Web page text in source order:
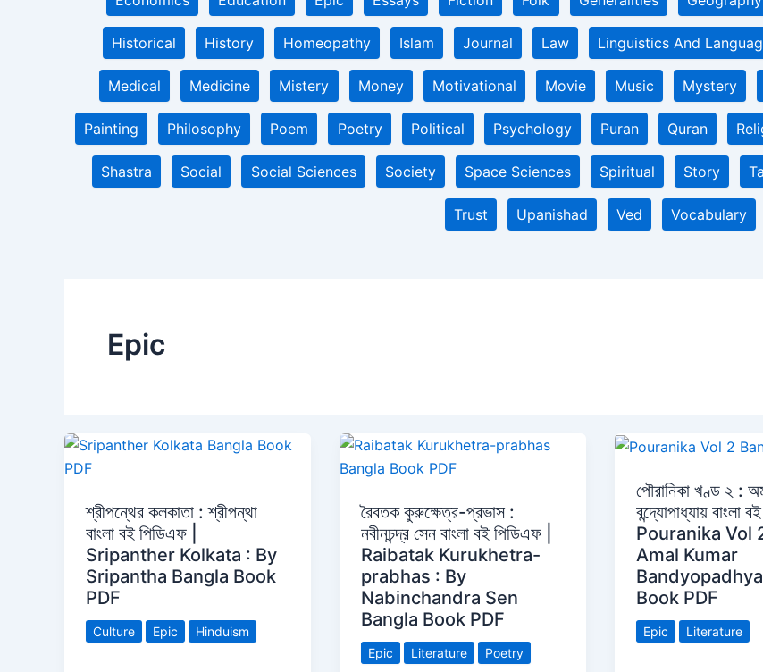
Historical History Homeopathy Islam Journal Law Linguistics And
Medical Medicine Mistery Money Motivational Movie Music Mystery
Painting Philosophy Poem Poetry Political Psychology Puran Quran
Shastra Social Social Sciences Society Space Sciences Spiritual Story
Trust Upanishad Ved Vocabulary
Epic
শ্রীপন্থের কলকাতা : শ্রীপন্থা
বাংলা বই পিডিএফ |
Sripanther Kolkata : By
Sripantha Bangla Book
PDF
Culture Epic Hinduism
রৈবতক কুরুক্ষেত্র-প্রভাস :
নবীনচন্দ্র সেন বাংলা বই পিডিএফ |
Raibatak Kurukhetra-
prabhas : By
Nabinchandra Sen
Bangla Book PDF
Epic Literature Poetry
পৌরানিকা খণ্ড ২ :
বন্দ্যোপাধ্যায় বাংলা
Pouranika Vol
Amal Kumar
Book PDF
Epic Literature